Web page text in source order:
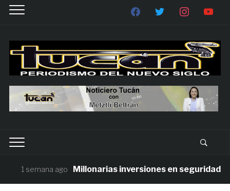
1 semana ago Millonarias inversiones en seguridad